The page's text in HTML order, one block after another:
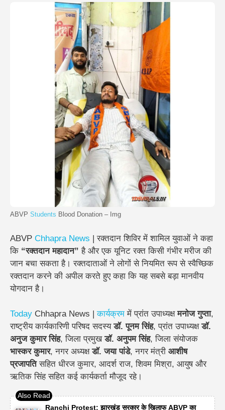
ABVP Students Blood Donation – Img
ABVP Chhapra News | रक्तदान शिविर में शामिल युवाओं ने कहा
कि “रक्तदान महादान” है और एक यूनिट रक्त किसी गंभीर मरीज की
जान बचा सकता है। रक्तदाताओं ने लोगों से नियमित रूप से स्वैच्छिक
रक्तदान करने की अपील करते हुए कहा कि यह सबसे बड़ा मानवीय
योगदान है।
Today Chhapra News |कार्यक्रम में प्रांत उपाध्यक्षमनोज गुप्ता,
राष्ट्रीय कार्यकारिणी परिषद सदस्यडॉ. पूनम सिंह, प्रांत उपाध्यक्षडॉ.
अनुज कुमार सिंह, जिला प्रमुखडॉ. अनुपम सिंह, जिला संयोजक
भास्कर कुमार, नगर अध्यक्षडॉ. जया पांडे, नगर मंत्री आशीष
प्रजापतिसहित धीरज कुमार, आदर्श राज, शिवम मिश्रा, आयुष और
ऋतिक सिंह सहित कई कार्यकर्ता मौजूद रहे।
Ranchi Protest: झारखंड सरकार के खिलाफ ABVP का